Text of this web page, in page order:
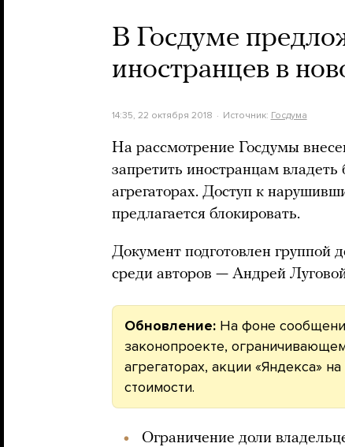
В Госдуме
иностранцев в
14:35, 22 октября 2018 Источник: Госдума
На рассмотрение Госдумы
запретить иностранцам
агрегаторах. Доступ к
предлагается блокировать.
Документ подготовлен группой
среди авторов — Андрей
Обновление: На фоне
законопроекте,
агрегаторах, акции «Яндекса»
стоимости.
Ограничение доли